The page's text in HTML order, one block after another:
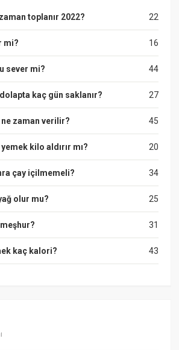
22
toplanır 2022?
16
mi?
44
sever mi?
27
kaç gün saklanır?
45
ne zaman verilir?
20
kilo aldırır mı?
34
çay içilmemeli?
25
olur mu?
31
43
kaç kalori?